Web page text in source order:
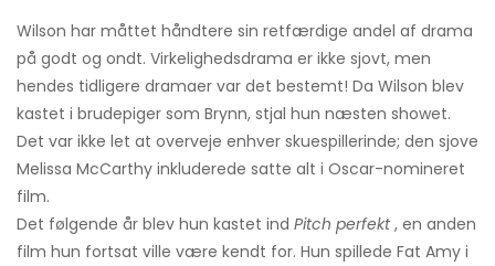
Wilson har måttet håndtere sin retfærdige andel af drama
på godt og ondt. Virkelighedsdrama er ikke sjovt, men
hendes tidligere dramaer var det bestemt! Da Wilson blev
kastet i brudepiger som Brynn, stjal hun næsten showet.
Det var ikke let at overveje enhver skuespillerinde; den sjove
Melissa McCarthy inkluderede satte alt i Oscar-nomineret
film.
Det følgende år blev hun kastet ind Pitch perfekt, en anden
film hun fortsat ville være kendt for. Hun spillede Fat Amy i